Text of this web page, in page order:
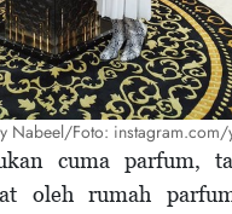
Nabeel/Foto: instagram.com/
cuma parfum,
oleh rumah